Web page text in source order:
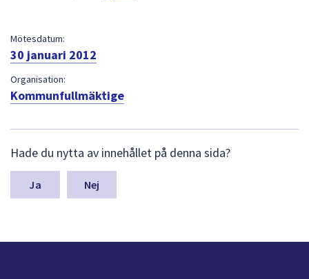
Mötesdatum:
30 januari 2012
Organisation:
Kommunfullmäktige
ä
m
a
n
Hade du nytta av innehållet på denna sida?
Nej